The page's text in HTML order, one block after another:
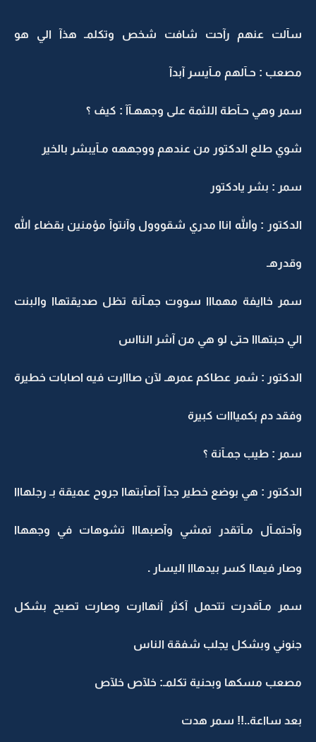
سآلت عنهم رآحت شافت شخص وتكلمـ هذآ الي هو
مصعب : حـآلهم مـآيسر آبدآ
سمر وهي حـآطة اللثمة على وجههـآآ : كيف ؟
شوي طلع الدكتور من عندهم ووجههه مـآيبشر بالخير
سمر : بشر يادكتور
الدكتور : والله اناا مدري شقووول وآنتوآ مؤمنين بقضاء الله
وقدرهـ
سمر خاايفة مهمااا سووت جمـآنة تظل صديقتهاا والبنت
الي حبتهااا حتى لو هي من آشر النااس
الدكتور : شمر عطاكم عمرهـ لآن صااارت فيه اصابات خطيرة
وفقد دم بكميااات كبيرة
سمر : طيب جمـآنة ؟
الدكتور : هي بوضع خطير جدآ آصآبتهاا جروح عميقة بـ رجلهااا
وآحتمـآل مـآتقدر تمشي وآصبهااا تشوهات في وجههاا
وصار فيهاا كسر بيدهااا اليسار .
سمر مـآقدرت تتحمل آكثر آنهاارت وصارت تصيح بشكل
جنوني وبشكل يجلب شفقة الناس
مصعب مسكها وبحنية تكلمـ: خلآص خلآص
بعد سااعة..!! سمر هدت